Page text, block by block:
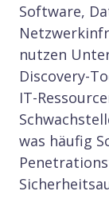
Software,
nutzen
Discovery-
IT-
was häufig